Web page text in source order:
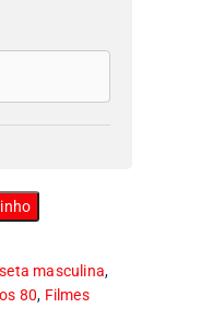
masculina,
80, Filmes